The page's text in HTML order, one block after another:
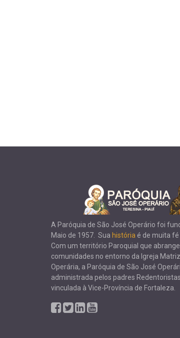
A Paróquia de São José Operário foi
Maio de 1957. Sua história é de muita fé
Com um território Paroquial que
comunidades no entorno da Igreja
Operária, a Paróquia de São José
administrada pelos padres
vinculada à Vice-Província de Fortaleza.